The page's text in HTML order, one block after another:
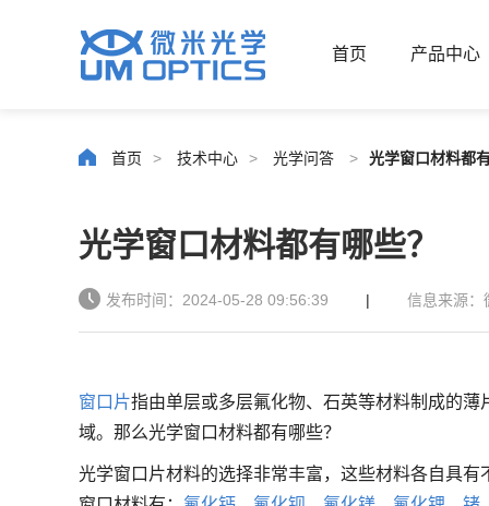
首页 产品中心
首页 > 技术中心 > 光学问答 > 光学窗口材料都
光学窗口材料都有哪些？
发布时间：2024-05-28 09:56:39 | 信息来源：
窗口片指由单层或多层氟化物、石英等材料制成的
域。那么光学窗口材料都有哪些？
光学窗口片材料的选择非常丰富，这些材料各自具